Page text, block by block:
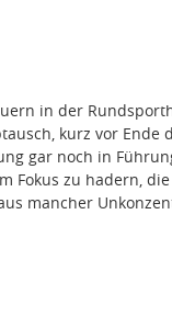
in der
kurz vor Ende
gar noch in
Fokus zu hadern,
mancher